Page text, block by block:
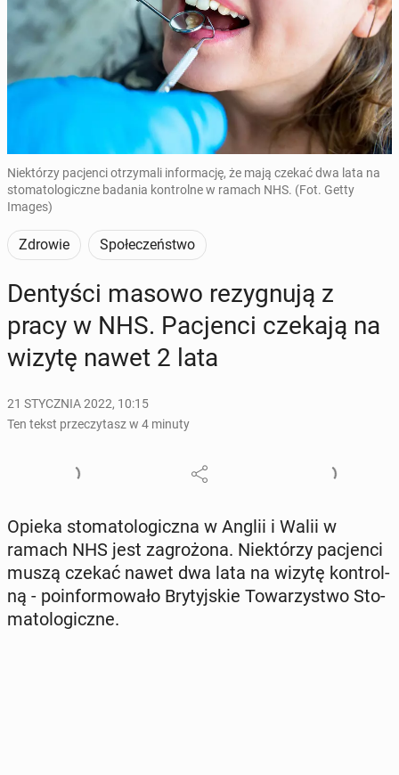
Niektórzy pacjenci otrzymali informację, że mają czekać dwa lata na
stomatologiczne badania kontrolne w ramach NHS. (Fot. Getty
Images)
Zdrowie Społeczeństwo
Den­ty­ści masowo re­zy­gnu­ją z
pracy w NHS. Pa­cjen­ci czekają na
wizytę nawet 2 lata
21 STYCZNIA 2022, 10:15
Ten tekst przeczytasz w 4 minuty
Opieka sto­ma­to­lo­gicz­na w Anglii i Walii w
ramach NHS jest za­gro­żo­na. Nie­któ­rzy pa­cjen­ci
muszą czekać nawet dwa lata na wizytę kon­tro­l­
ną - po­in­for­mo­wa­ło Bry­tyj­skie To­wa­rzy­stwo Sto­
ma­to­lo­gicz­ne.